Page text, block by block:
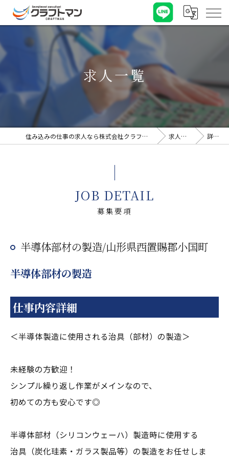
求人一覧
住み込みの仕事の求人なら株式会社クラフトマン 求人一覧 詳細
募集要項
JOB DETAIL
半導体部材の製造/山形県西置賜郡小国町
半導体部材の製造
仕事内容詳細
＜半導体製造に使用される治具（部材）の製造＞
未経験の方歓迎！
シンプル繰り返し作業がメインなので、
初めての方も安心です◎
半導体部材（シリコンウェーハ）製造時に使用する
治具（炭化珪素・ガラス製品等）の製造をお任せしま